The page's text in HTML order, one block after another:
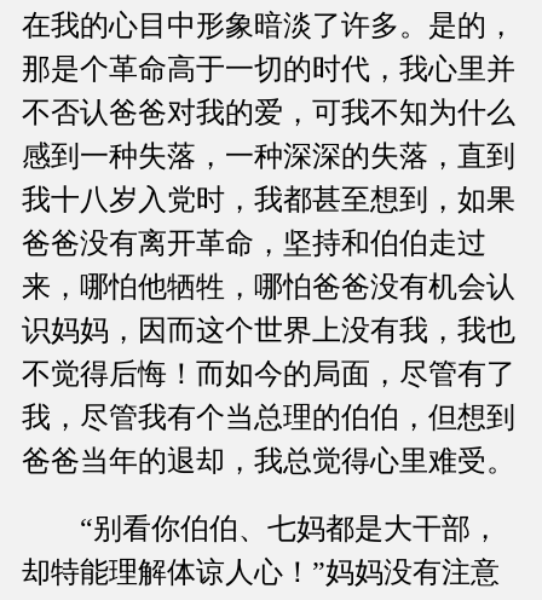
在我的心目中形象暗淡了许多。是的，
那是个革命高于一切的时代，我心里并
不否认爸爸对我的爱，可我不知为什么
感到一种失落，一种深深的失落，直到
我十八岁入党时，我都甚至想到，如果
爸爸没有离开革命，坚持和伯伯走过
来，哪怕他牺牲，哪怕爸爸没有机会认
识妈妈，因而这个世界上没有我，我也
不觉得后悔！而如今的局面，尽管有了
我，尽管我有个当总理的伯伯，但想到
爸爸当年的退却，我总觉得心里难受。
“别看你伯伯、七妈都是大干部，
却特能理解体谅人心！”妈妈没有注意